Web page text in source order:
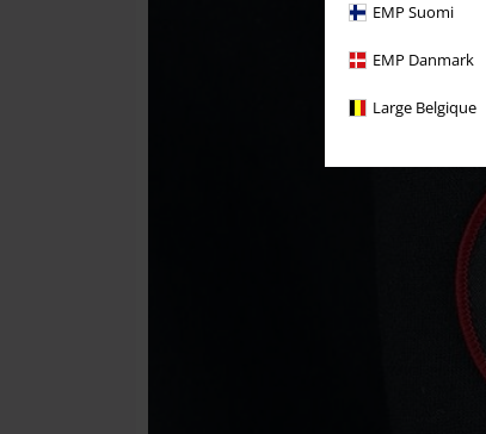
EMP Suomi
EMP Danmark
Large Belgique